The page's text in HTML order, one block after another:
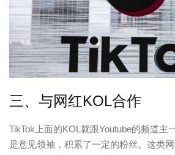
三、与网红KOL合作
TikTok上面的KOL就跟Youtube的频道主
是意见领袖，积累了一定的粉丝。这类